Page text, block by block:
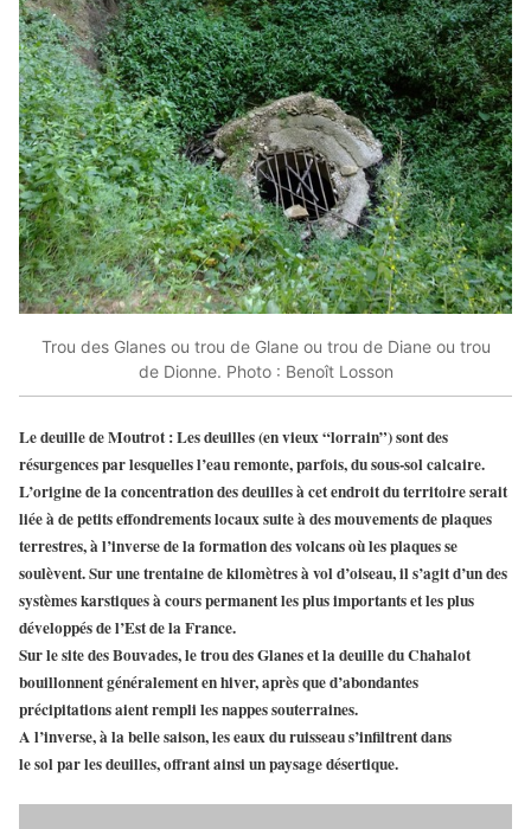
Trou des Glanes ou trou de Glane ou trou de Diane ou trou
de Dionne. Photo : Benoît Losson
Le deuille de Moutrot: Les deuilles (en vieux “lorrain”) sont des
résurgencespar lesquelles l’eau remonte, parfois, du sous-sol calcaire.
L’origine de la concentration des deuilles à cet endroit du territoire serait
liée à de petits effondrements locaux suite à des mouvements de plaques
terrestres, à l’inverse de la formation des volcans où les plaques se
soulèvent. Sur une trentaine de kilomètres à vol d’oiseau,il s’agit d’un des
systèmes karstiques à cours permanent les plus importants et les plus
développés de l’Est de la France.
Sur le site des Bouvades, le trou des Glanes et la deuille du Chahalot
bouillonnent généralement en hiver, après que d’abondantes
précipitations aient rempli les nappes souterraines.
A l’inverse, à la belle saison, les eaux du ruisseau s’infiltrent dans
le sol par les deuilles, offrant ainsi un paysage désertique.